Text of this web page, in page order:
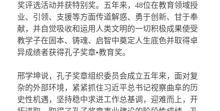
奖评选活动并获特别奖。五年来，48位在教育领域授
业、引领、支援等方面传道解惑、勇于创新、甘于奉
献，并自觉吸收和运用人类文明的一切积极成果使受
教学子在固本、铸魂、启智中奠定人生底色并取得卓
异成绩者获得孔子奖章•教育奖。
邢学坤说，孔子奖章组织委员会成立五年来，面对复
杂的外部环境，紧紧抓住习近平总书记视察曲阜的历
史性机遇，坚持稳中求进工作总基调，迎难而上，开